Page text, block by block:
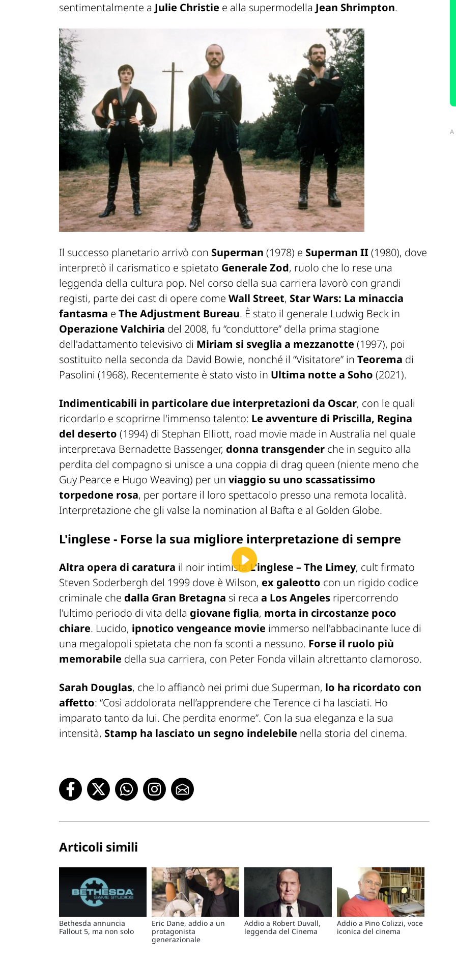
sentimentalmente a Julie Christie e alla supermodella Jean Shrimpton.
Il successo planetario arrivò con Superman (1978) e Superman II(1980), dove
interpretò il carismatico e spietato Generale Zod, ruolo che lo rese una
leggenda della cultura pop. Nel corso della sua carriera lavorò con grandi
registi, parte dei cast di opere come Wall Street, Star Wars: La minaccia
fantasma e The Adjustment Bureau. È stato il generale Ludwig Beck in
Operazione Valchiria del 2008, fu “conduttore” della prima stagione
dell'adattamento televisivo di Miriam si sveglia a mezzanotte (1997), poi
sostituito nella seconda da David Bowie, nonché il “Visitatore” in Teorema di
Pasolini (1968). Recentemente è stato visto in Ultima notte a Soho (2021).
Indimenticabili in particolare due interpretazioni da Oscar, con le quali
ricordarlo e scoprirne l'immenso talento: Le avventure di Priscilla, Regina
del deserto (1994) di Stephan Elliott, road movie made in Australia nel quale
interpretava Bernadette Bassenger, donna transgender che in seguito alla
perdita del compagno si unisce a una coppia di drag queen (niente meno che
Guy Pearce e Hugo Weaving) per un viaggio su uno scassatissimo
torpedone rosa, per portare il loro spettacolo presso una remota località.
Interpretazione che gli valse la nomination al Bafta e al Golden Globe.
L'inglese - Forse la sua migliore interpretazione di sempre
Altra opera di caratura il noir intimista L'inglese – The Limey, cult firmato
Steven Soderbergh del 1999 dove è Wilson, ex galeotto con un rigido codice
criminale che dalla Gran Bretagna si reca a Los Angeles ripercorrendo
l'ultimo periodo di vita della giovane figlia, morta in circostanze poco
chiare. Lucido, ipnotico vengeance movie immerso nell'abbacinante luce di
una megalopoli spietata che non fa sconti a nessuno. Forse il ruolo più
memorabile della sua carriera, con Peter Fonda villain altrettanto clamoroso.
Sarah Douglas, che lo affiancò nei primi due Superman, lo ha ricordato con
affetto: “Così addolorata nell’apprendere che Terence ci ha lasciati. Ho
imparato tanto da lui. Che perdita enorme”. Con la sua eleganza e la sua
intensità, Stamp ha lasciato un segno indelebile nella storia del cinema.
Articoli simili
Bethesda annuncia
Fallout 5, ma non solo
Eric Dane, addio a un
protagonista
generazionale
Addio a Robert Duvall,
leggenda del Cinema
Addio a Pino Colizzi, voce
iconica del cinema